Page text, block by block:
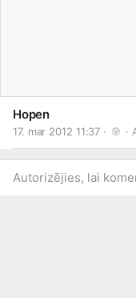
Hopen
17. mar 2012 11:37 · ·
Autorizējies, lai